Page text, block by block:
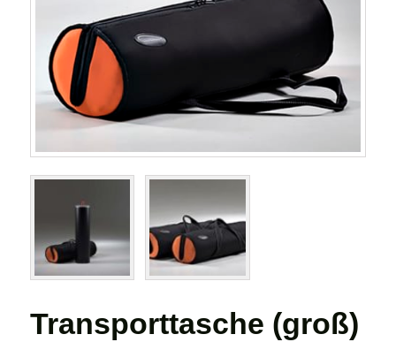
Transporttasche (groß)